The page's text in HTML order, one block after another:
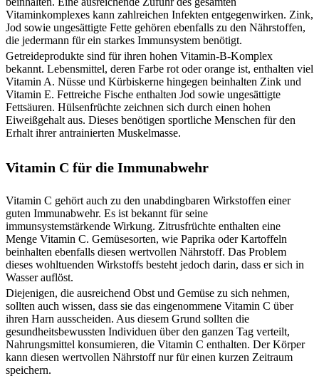
Vitaminkomplexes kann zahlreichen Infekten entgegenwirken. Zink,
Jod sowie ungesättigte Fette gehören ebenfalls zu den Nährstoffen,
die jedermann für ein starkes Immunsystem benötigt.
Getreideprodukte sind für ihren hohen Vitamin-B-Komplex
bekannt. Lebensmittel, deren Farbe rot oder orange ist, enthalten viel
Vitamin A. Nüsse und Kürbiskerne hingegen beinhalten Zink und
Vitamin E. Fettreiche Fische enthalten Jod sowie ungesättigte
Fettsäuren. Hülsenfrüchte zeichnen sich durch einen hohen
Eiweißgehalt aus. Dieses benötigen sportliche Menschen für den
Erhalt ihrer antrainierten Muskelmasse.
Vitamin C für die Immunabwehr
Vitamin C gehört auch zu den unabdingbaren Wirkstoffen einer
guten Immunabwehr. Es ist bekannt für seine
immunsystemstärkende Wirkung. Zitrusfrüchte enthalten eine
Menge Vitamin C. Gemüsesorten, wie Paprika oder Kartoffeln
beinhalten ebenfalls diesen wertvollen Nährstoff. Das Problem
dieses wohltuenden Wirkstoffs besteht jedoch darin, dass er sich in
Wasser auflöst.
Diejenigen, die ausreichend Obst und Gemüse zu sich nehmen,
sollten auch wissen, dass sie das eingenommene Vitamin C über
ihren Harn ausscheiden. Aus diesem Grund sollten die
gesundheitsbewussten Individuen über den ganzen Tag verteilt,
Nahrungsmittel konsumieren, die Vitamin C enthalten. Der Körper
kann diesen wertvollen Nährstoff nur für einen kurzen Zeitraum
speichern.